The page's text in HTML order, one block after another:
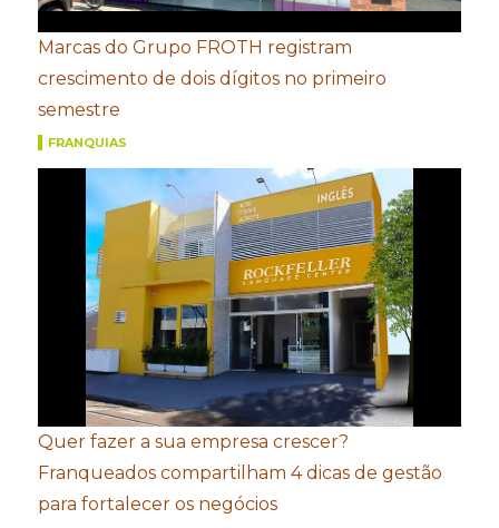
Marcas do Grupo FROTH registram
crescimento de dois dígitos no primeiro
semestre
FRANQUIAS
Quer fazer a sua empresa crescer?
Franqueados compartilham 4 dicas de gestão
para fortalecer os negócios